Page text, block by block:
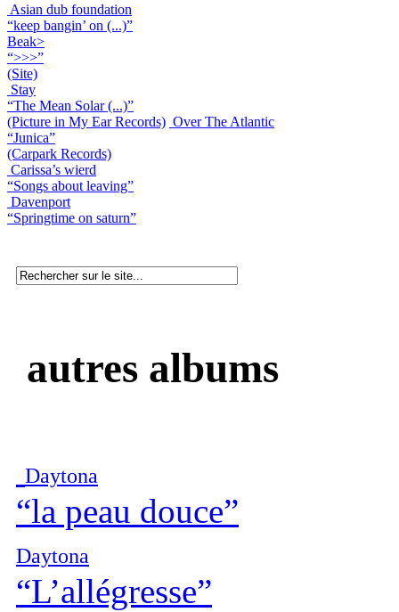
Asian dub foundation
“keep bangin’ on (...)”
Beak>
“>>>”
(Site)
Stay
“The Mean Solar (...)”
(Picture in My Ear Records) Over The Atlantic
“Junica”
(Carpark Records)
Carissa’s wierd
“Songs about leaving”
Davenport
“Springtime on saturn”
autres albums
Daytona
“la peau douce”
Daytona
“L’allégresse”